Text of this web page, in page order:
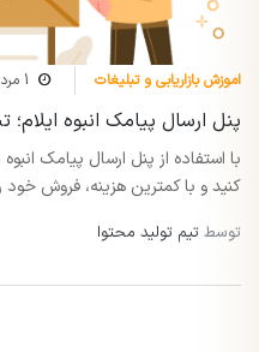
اموزش بازاریابی و تبلیغات 1 مرداد 1404
پنل ارسال پیامک انبوه
با استفاده از پنل ارسال پیامک
کنید و با کمترین هزینه، فروش خود
توسط تیم تولید محتوا